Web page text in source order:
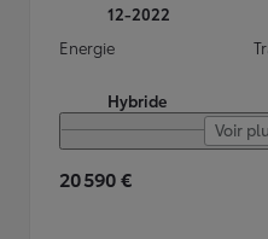
12-2022
Energie
Hybride
Voir
20 590 €